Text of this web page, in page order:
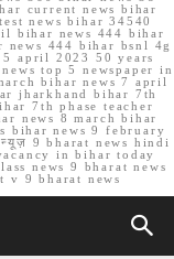
current news bihar
news bihar 34540
bihar news 444 bihar
news 444 bihar bsnl 4g
april 2023 50 years
top 5 newspaper in
bihar news 7 april
jharkhand bihar 7th
7th phase teacher
news 8 march bihar
bihar news 9 february
न्यूज़ 9 bharat news hindi
in bihar today
news 9 bharat news
v 9 bharat news